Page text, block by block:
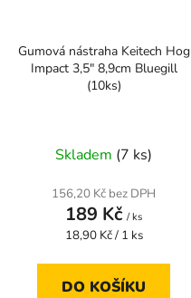
ůoGumová nástraha Keitech Hog
Impact 3,5" 8,9cm Bluegill
(10ks)
Skladem (7 ks)
156,20 Kč bez DPH
189 Kč / ks
Měrná
18,90 Kč / 1 ks
DO KOŠÍKU